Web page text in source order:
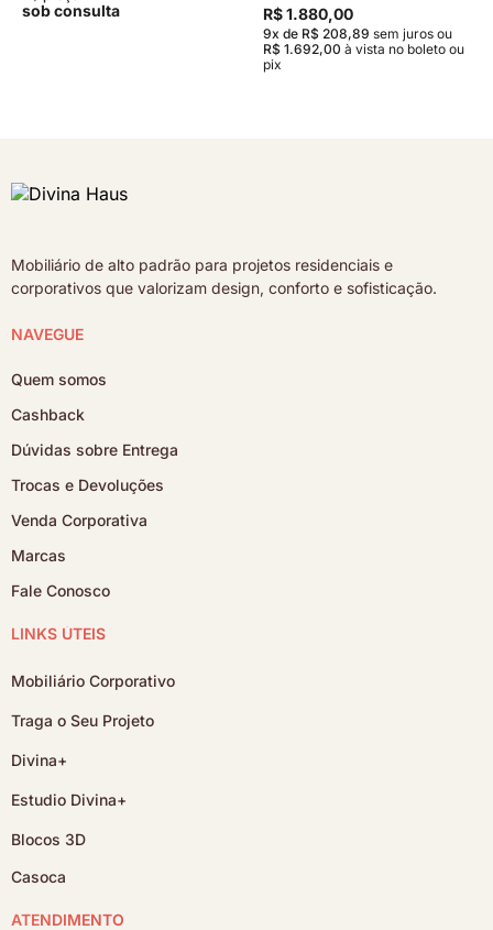
sob consulta
R$ 1.880,00
9x de R$ 208,89 sem juros ou
R$ 1.692,00 à vista no boleto ou
pix
Mobiliário de alto padrão para projetos residenciais e
corporativos que valorizam design, conforto e sofisticação.
NAVEGUE
Quem somos
Cashback
Dúvidas sobre Entrega
Trocas e Devoluções
Venda Corporativa
Marcas
Fale Conosco
LINKS ÚTEIS
Mobiliário Corporativo
Traga o Seu Projeto
Divina+
Estudio Divina+
Blocos 3D
Casoca
ATENDIMENTO